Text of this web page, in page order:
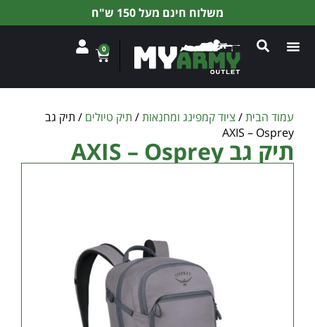
משלוח חינם מעל 150 ש"ח
0
עמוד הבית/ ציוד קמפינג ומחנאות/ תיק טיולים / תיק גב
AXIS – Osprey
תיק גב AXIS – Osprey